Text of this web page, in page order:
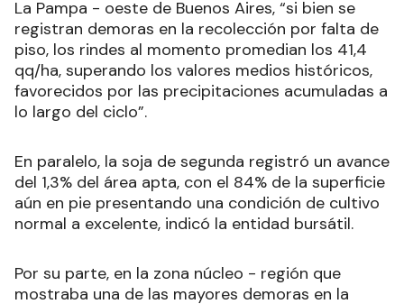
La Pampa - oeste de Buenos Aires, “si bien se
registran demoras en la recolección por falta de
piso, los rindes al momento promedian los 41,4
qq/ha, superando los valores medios históricos,
favorecidos por las precipitaciones acumuladas a
lo largo del ciclo”.
En paralelo, la soja de segunda registró un avance
del 1,3% del área apta, con el 84% de la superficie
aún en pie presentando una condición de cultivo
normal a excelente, indicó la entidad bursátil.
Por su parte, en la zona núcleo - región que
mostraba una de las mayores demoras en la